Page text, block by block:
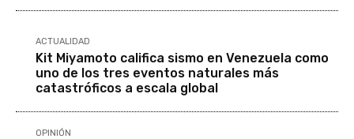
ACTUALIDAD
Kit Miyamoto califica sismo en Venezuela como
uno de los tres eventos naturales más
catastróficos a escala global
OPINIÓN